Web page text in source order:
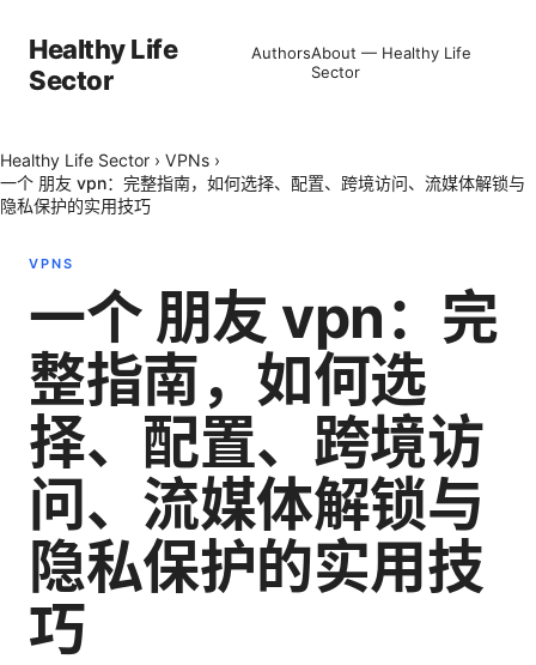
Healthy Life
Sector
AuthorsAbout — Healthy Life
Sector
Healthy Life Sector › VPNs ›
一个 朋友 vpn：完整指南，如何选择、配置、跨境访问、流媒体解锁与
隐私保护的实用技巧
VPNS
一个 朋友 vpn：完
整指南，如何选
择、配置、跨境访
问、流媒体解锁与
隐私保护的实用技
巧